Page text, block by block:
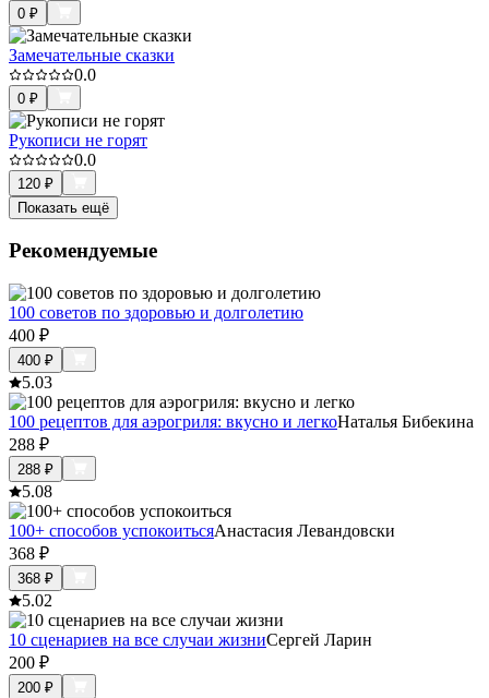
0 ₽
Замечательные сказки
0.0
0 ₽
Рукописи не горят
0.0
120 ₽
Показать ещё
Рекомендуемые
100 советов по здоровью и долголетию
400 ₽
400 ₽
5.03
100 рецептов для аэрогриля: вкусно и легкоНаталья Бибекина
288 ₽
288 ₽
5.08
100+ способов успокоитьсяАнастасия Левандовски
368 ₽
368 ₽
5.02
10 сценариев на все случаи жизниСергей Ларин
200 ₽
200 ₽